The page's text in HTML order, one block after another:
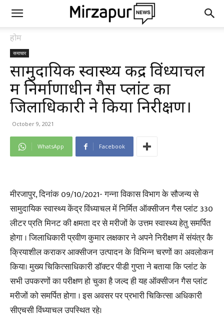
होम
समाचार
सामुदायिक स्वास्थ्य केंद्र विंध्याचल
में निर्माणाधीन गैस प्लांट का
जिलाधिकारी ने किया निरीक्षण।
October 9, 2021
WhatsApp Facebook
मीरजापुर, दिनांक 09/10/2021- गन्ना विकास विभाग के सौजन्य से
सामुदायिक स्वास्थ्य केंद्र विंध्याचल में निर्मित ऑक्सीजन गैस प्लांट 330
लीटर प्रति मिनट की क्षमता दर से मरीजों के उत्तम स्वास्थ्य हेतु समर्पित
होगा । जिलाधिकारी प्रवीण कुमार लक्षकार ने अपने निरीक्षण में संयंत्र कै
क्रियाशील कराकर आक्सीजन उत्पादन के विभिन्न चरणों का अवलोकन
किया। मुख्य चिकित्साधिकारी डॉक्टर पीडी गुप्ता ने बताया कि प्लांट के
सभी उपकरणों का परीक्षण हो चुका है जल्द ही यह ऑक्सीजन गैस प्लांट
मरीजों को समर्पित होगा । इस अवसर पर प्रभारी चिकित्सा अधिकारी
सीएचसी विंध्याचल उपस्थित रहे।